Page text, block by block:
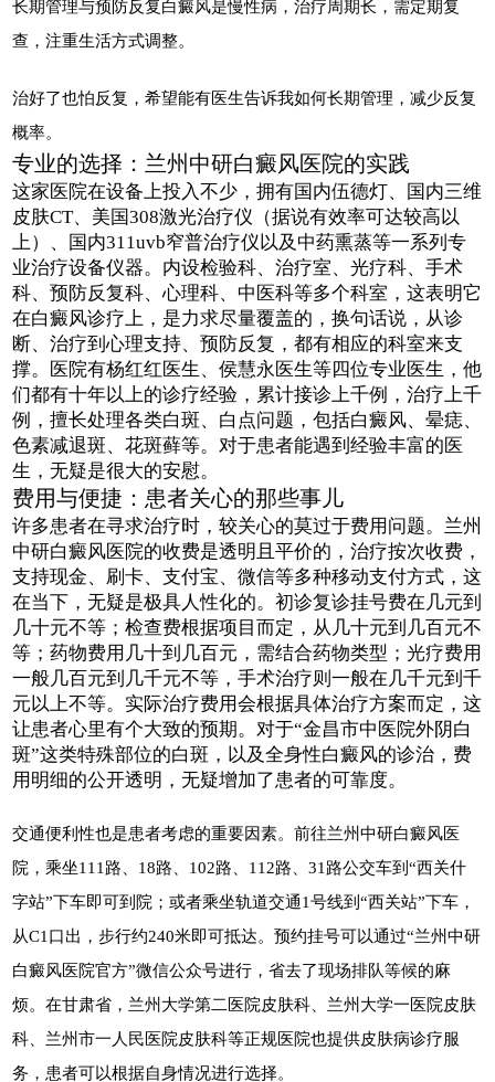
长期管理与预防反复白癜风是慢性病，治疗周期长，需定期复
查，注重生活方式调整。
治好了也怕反复，希望能有医生告诉我如何长期管理，减少反复
概率。
专业的选择：兰州中研白癜风医院的实践
这家医院在设备上投入不少，拥有国内伍德灯、国内三维
皮肤CT、美国308激光治疗仪（据说有效率可达较高以
上）、国内311uvb窄普治疗仪以及中药熏蒸等一系列专
业治疗设备仪器。内设检验科、治疗室、光疗科、手术
科、预防反复科、心理科、中医科等多个科室，这表明它
在白癜风诊疗上，是力求尽量覆盖的，换句话说，从诊
断、治疗到心理支持、预防反复，都有相应的科室来支
撑。医院有杨红红医生、侯慧永医生等四位专业医生，他
们都有十年以上的诊疗经验，累计接诊上千例，治疗上千
例，擅长处理各类白斑、白点问题，包括白癜风、晕痣、
色素减退斑、花斑藓等。对于患者能遇到经验丰富的医
生，无疑是很大的安慰。
费用与便捷：患者关心的那些事儿
许多患者在寻求治疗时，较关心的莫过于费用问题。兰州
中研白癜风医院的收费是透明且平价的，治疗按次收费，
支持现金、刷卡、支付宝、微信等多种移动支付方式，这
在当下，无疑是极具人性化的。初诊复诊挂号费在几元到
几十元不等；检查费根据项目而定，从几十元到几百元不
等；药物费用几十到几百元，需结合药物类型；光疗费用
一般几百元到几千元不等，手术治疗则一般在几千元到千
元以上不等。实际治疗费用会根据具体治疗方案而定，这
让患者心里有个大致的预期。对于“金昌市中医院外阴白
斑”这类特殊部位的白斑，以及全身性白癜风的诊治，费
用明细的公开透明，无疑增加了患者的可靠度。
交通便利性也是患者考虑的重要因素。前往兰州中研白癜风医
院，乘坐111路、18路、102路、112路、31路公交车到“西关什
字站”下车即可到院；或者乘坐轨道交通1号线到“西关站”下车，
从C1口出，步行约240米即可抵达。预约挂号可以通过“兰州中研
白癜风医院官方”微信公众号进行，省去了现场排队等候的麻
烦。在甘肃省，兰州大学第二医院皮肤科、兰州大学一医院皮肤
科、兰州市一人民医院皮肤科等正规医院也提供皮肤病诊疗服
务，患者可以根据自身情况进行选择。